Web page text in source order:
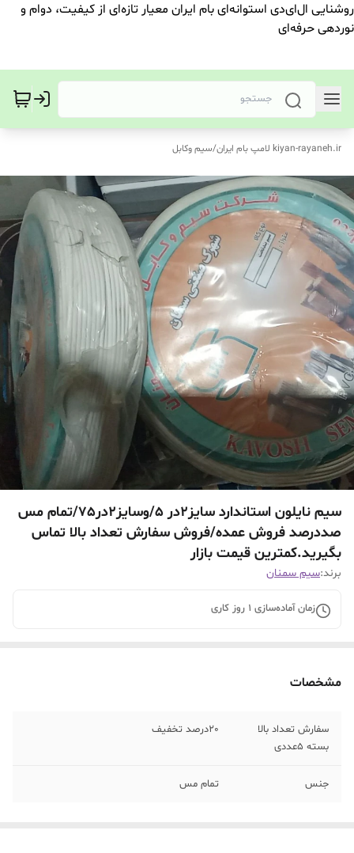
روشنایی ال‌ای‌دی استوانه‌ای بام ایران معیار تازه‌ای از کیفیت، دوام و
نوردهی حرفه‌ای
kiyan-rayaneh.ir لامپ بام ایران /سیم وکابل
سیم نایلون استاندارد سایز2در 5/وسایز2در75/تمام مس
صددرصد فروش عمده/فروش سفارش تعداد بالا تماس
بگیرید.کمترین قیمت بازار
برند:سیم سمنان
زمان آماده‌سازی 1 روز کاری
مشخصات
سفارش تعداد بالا
بسته 5عددی
20درصد تخفیف
جنس تمام مس